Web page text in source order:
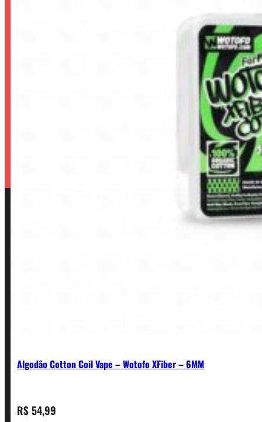
Algodão Cotton Coil Vape – Wotofo XFiber – 6MM
R$54,99
CONTATO